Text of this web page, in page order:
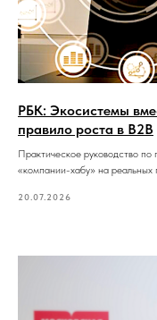
РБК: Экосистемы
правило роста в B2B
Практическое руководство по
«компании-хабу» на
20.07.2026